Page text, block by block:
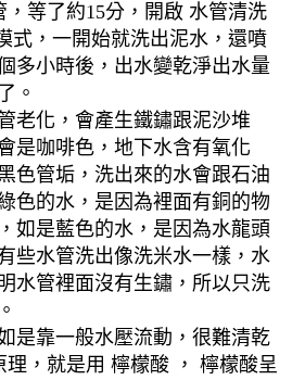
等了約15分，開啟 水管清洗
式，一開始就洗出泥水，還噴
多小時後，出水變乾淨出水量
。
老化，會產生鐵鏽跟泥沙堆
是咖啡色，地下水含有氧化
色管垢，洗出來的水會跟石油
色的水，是因為裡面有銅的物
如是藍色的水，是因為水龍頭
些水管洗出像洗米水一樣，水
水管裡面沒有生鏽，所以只洗
是靠一般水壓流動，很難清乾
，就是用 檸檬酸 ， 檸檬酸呈